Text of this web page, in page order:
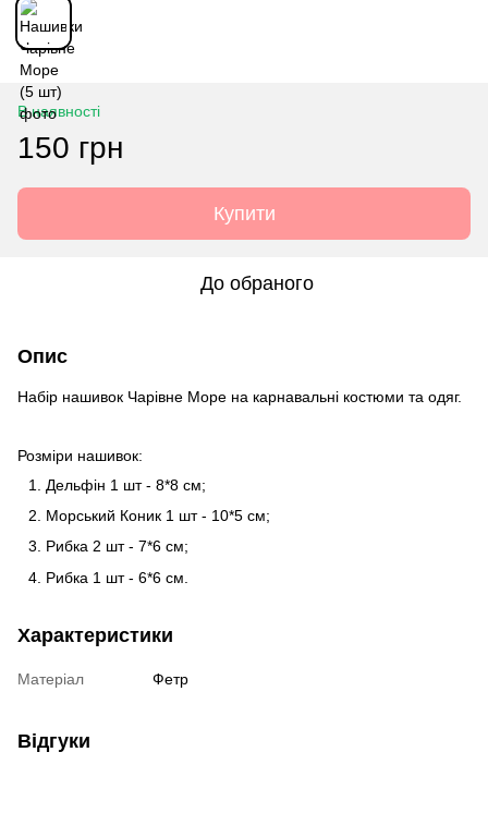
В наявності
150 грн
Купити
До обраного
Опис
Набір нашивок Чарівне Море на карнавальні костюми та одяг.
Розміри нашивок:
Дельфін 1 шт - 8*8 см;
Морський Коник 1 шт - 10*5 см;
Рибка 2 шт - 7*6 см;
Рибка 1 шт - 6*6 см.
Характеристики
Матеріал Фетр
Відгуки